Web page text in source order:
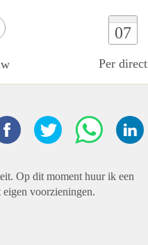
07
Per direct
Op dit moment huur ik een
voorzieningen.